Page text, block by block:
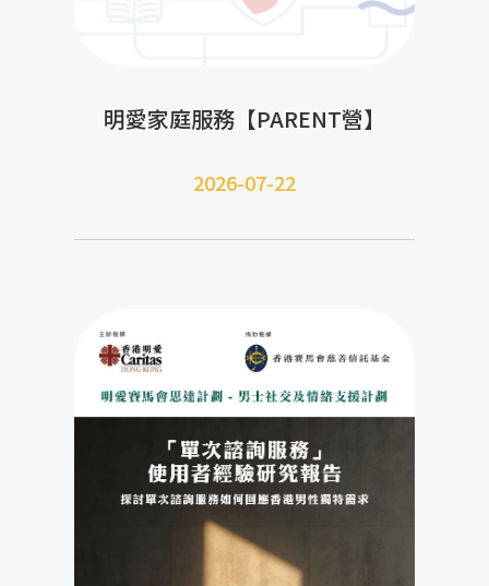
明愛家庭服務【PARENT營】
2026-07-22